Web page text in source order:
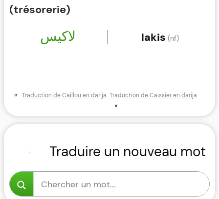
(trésorerie)
لاكيس lakis (nf)
« Traduction de Caillou en darija Traduction de Caissier en darija
»
Traduire un nouveau mot